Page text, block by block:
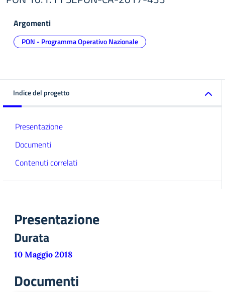
Argomenti
PON - Programma Operativo Nazionale
Indice del progetto
Presentazione
Documenti
Contenuti correlati
Presentazione
Durata
10 Maggio 2018
Documenti